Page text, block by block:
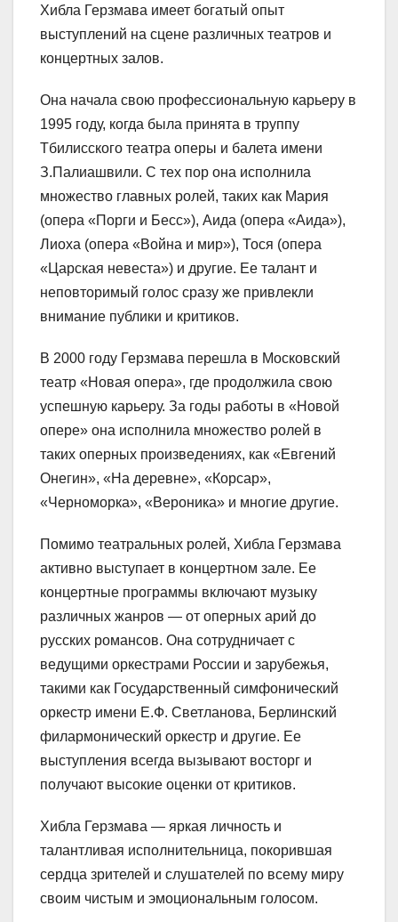
Хибла Герзмава имеет богатый опыт
выступлений на сцене различных театров и
концертных залов.
Она начала свою профессиональную карьеру в
1995 году, когда была принята в труппу
Тбилисского театра оперы и балета имени
З.Палиашвили. С тех пор она исполнила
множество главных ролей, таких как Мария
(опера «Порги и Бесс»), Аида (опера «Аида»),
Лиоха (опера «Война и мир»), Тося (опера
«Царская невеста») и другие. Ее талант и
неповторимый голос сразу же привлекли
внимание публики и критиков.
В 2000 году Герзмава перешла в Московский
театр «Новая опера», где продолжила свою
успешную карьеру. За годы работы в «Новой
опере» она исполнила множество ролей в
таких оперных произведениях, как «Евгений
Онегин», «На деревне», «Корсар»,
«Черноморка», «Вероника» и многие другие.
Помимо театральных ролей, Хибла Герзмава
активно выступает в концертном зале. Ее
концертные программы включают музыку
различных жанров — от оперных арий до
русских романсов. Она сотрудничает с
ведущими оркестрами России и зарубежья,
такими как Государственный симфонический
оркестр имени Е.Ф. Светланова, Берлинский
филармонический оркестр и другие. Ее
выступления всегда вызывают восторг и
получают высокие оценки от критиков.
Хибла Герзмава — яркая личность и
талантливая исполнительница, покорившая
сердца зрителей и слушателей по всему миру
своим чистым и эмоциональным голосом.